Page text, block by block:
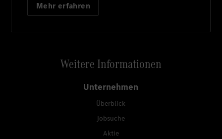
Mehr erfahren
Weitere Informationen
Unternehmen
Überblick
Jobsuche
Aktie